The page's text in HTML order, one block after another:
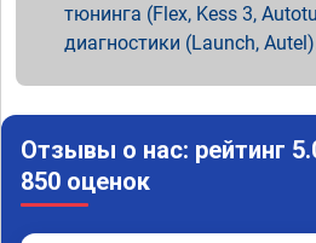
тюнинга (Flex, Kess 3,
диагностики (Launch,
Отзывы о нас: рейтинг
850 оценок